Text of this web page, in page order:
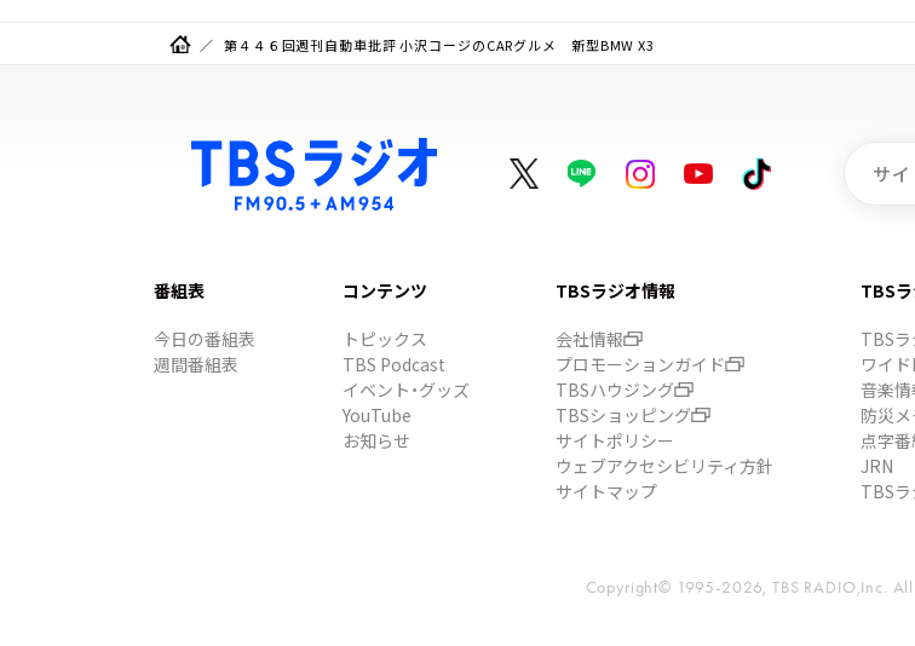
第４４６回週刊自動車批評 小沢コージのCARグルメ 新型BMW X3
番組表
今日の番組表
週間番組表
コンテンツ
トピックス
TBS Podcast
イベント・グッズ
YouTube
お知らせ
TBSラジオ情報
会社情報
プロモーションガイド
TBSハウジング
TBSショッピング
サイトポリシー
ウェブアクセシビリティ方針
サイトマップ
TBS
TBS
ワイド
音楽情
防災メ
点字
JRN
TBS
Copyright© 1995-2026, TBS RADIO,Inc. All